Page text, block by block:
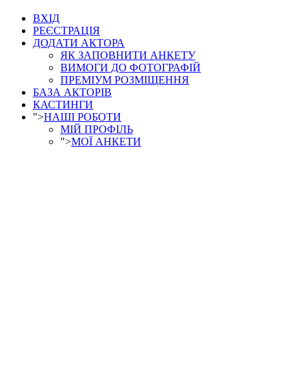
ВХІД
РЕЄСТРАЦІЯ
ДОДАТИ АКТОРА
ЯК ЗАПОВНИТИ АНКЕТУ
ВИМОГИ ДО ФОТОГРАФІЙ
ПРЕМІУМ РОЗМІЩЕННЯ
БАЗА АКТОРІВ
КАСТИНГИ
">НАШІ РОБОТИ
МІЙ ПРОФІЛЬ
">МОЇ АНКЕТИ